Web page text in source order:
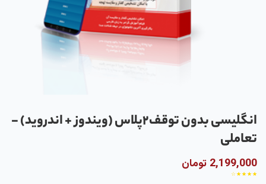
انگلیسی بدون توقف2پلاس (ویندوز + اندروید) -
تعاملی
2,199,000 تومان
☆☆☆☆☆